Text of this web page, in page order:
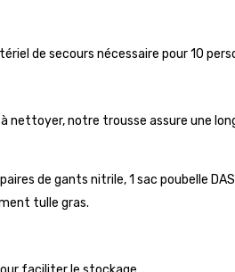
de secours nécessaire pour 10
nettoyer, notre trousse assure une
de gants nitrile, 1 sac poubelle
tulle gras.